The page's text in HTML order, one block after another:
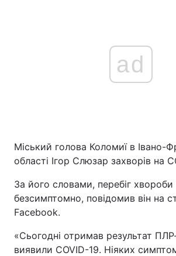
ad
Міський голова Коломиї в Івано-
області Ігор Слюзар захворів на
За його словами, перебіг
безсимптомно, повідомив він на
Facebook.
«Сьогодні отримав результат
виявили COVID-19. Ніяких